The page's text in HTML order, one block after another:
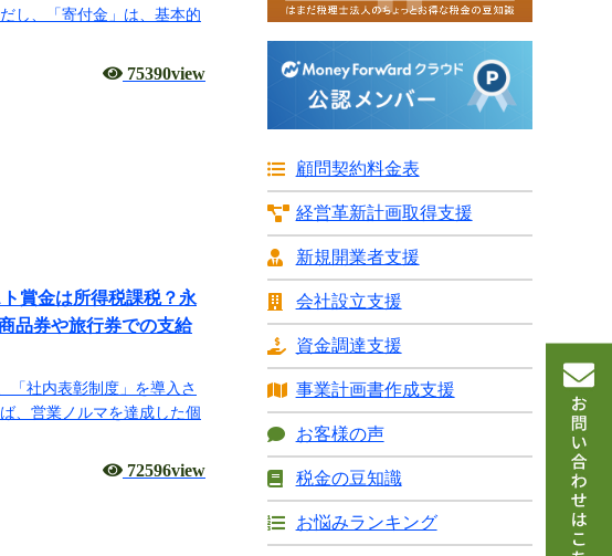
し、「寄付金」は、基本的
75390view
賞金は所得税課税？永
品券や旅行券での支給
「社内表彰制度」を導入さ
、営業ノルマを達成した個
72596view
顧問契約料金表
経営革新計画取得支援
新規開業者支援
会社設立支援
資金調達支援
事業計画書作成支援
お客様の声
税金の豆知識
お悩みランキング